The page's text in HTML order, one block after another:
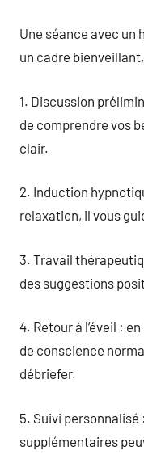
Une séance avec un
un cadre
1. Discussion
de comprendre vos
clair.
2. Induction
relaxation, il vous
3. Travail
des suggestions
4. Retour à l’éveil :
de conscience
débriefer.
5. Suivi personnalisé
supplémentaires